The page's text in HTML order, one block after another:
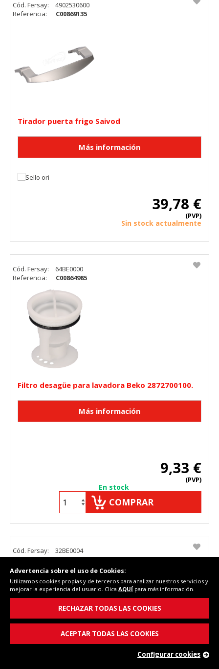
Tirador puerta frigo Saivod
39,78 €
(PVP)
Sin stock actualmente
Cód. Fersay:
4902530600
Referencia:
C00869135
Filtro desagüe para lavadora Beko 2872700100.
9,33 €
(PVP)
En stock
COMPRAR
Cód. Fersay:
64BE0000
Referencia:
C00864985
Cód. Fersay:
32BE0004
Referencia:
4546860300
Advertencia sobre el uso de Cookies:
Utilizamos cookies propias y de terceros para analizar nuestros servicios y
mejorar la experiencia del usuario. Clica AQUÍ para más información.
RECHAZAR TODAS LAS COOKIES
ACEPTAR TODAS LAS COOKIES
Configurar cookies